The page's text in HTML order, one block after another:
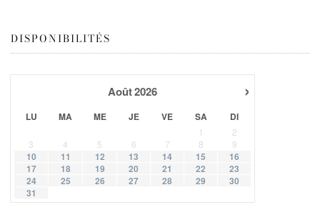
DISPONIBILITÉS
›
Août2026
LU MA ME JE VE SA DI
1
2
3
4 5 6 7 8 9
10 11 12 13 14 15
16
17
18 19 20 21 22
23
24
25 26 27 28 29
30
31